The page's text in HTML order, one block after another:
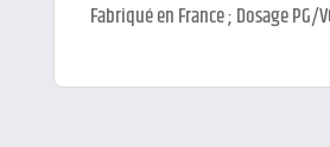
Fabriqué en France ; Dosage PG/